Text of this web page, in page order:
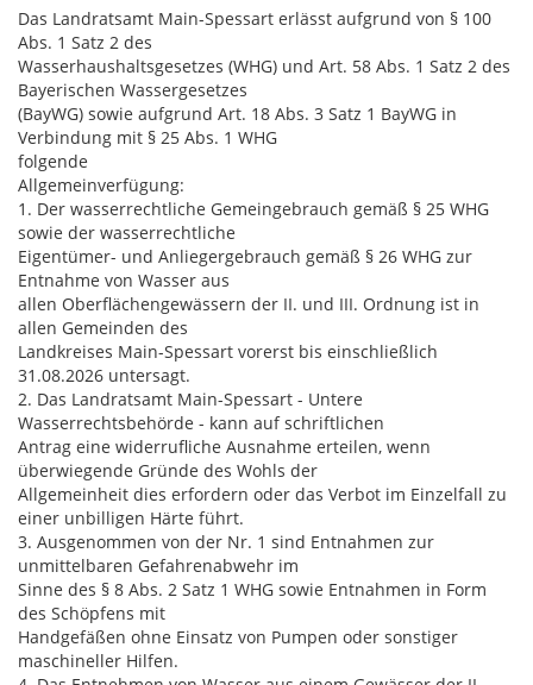
Das Landratsamt Main-Spessart erlässt aufgrund von § 100
Abs. 1 Satz 2 des
Wasserhaushaltsgesetzes (WHG) und Art. 58 Abs. 1 Satz 2 des
Bayerischen Wassergesetzes
(BayWG) sowie aufgrund Art. 18 Abs. 3 Satz 1 BayWG in
Verbindung mit § 25 Abs. 1 WHG
folgende
Allgemeinverfügung:
1. Der wasserrechtliche Gemeingebrauch gemäß § 25 WHG
sowie der wasserrechtliche
Eigentümer- und Anliegergebrauch gemäß § 26 WHG zur
Entnahme von Wasser aus
allen Oberflächengewässern der II. und III. Ordnung ist in
allen Gemeinden des
Landkreises Main-Spessart vorerst bis einschließlich
31.08.2026 untersagt.
2. Das Landratsamt Main-Spessart - Untere
Wasserrechtsbehörde - kann auf schriftlichen
Antrag eine widerrufliche Ausnahme erteilen, wenn
überwiegende Gründe des Wohls der
Allgemeinheit dies erfordern oder das Verbot im Einzelfall zu
einer unbilligen Härte führt.
3. Ausgenommen von der Nr. 1 sind Entnahmen zur
unmittelbaren Gefahrenabwehr im
Sinne des § 8 Abs. 2 Satz 1 WHG sowie Entnahmen in Form
des Schöpfens mit
Handgefäßen ohne Einsatz von Pumpen oder sonstiger
maschineller Hilfen.